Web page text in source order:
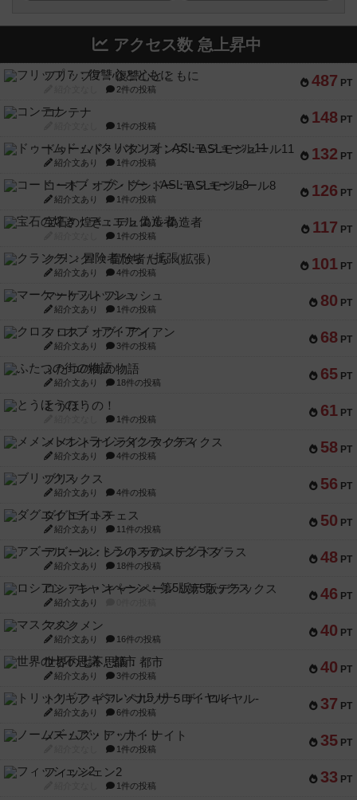
アクセス数 急上昇中
487 PT
フリップ７：復讐心とともに
2件の投稿
148 PT
コンテナ
1件の投稿
132 PT
ドゥームド・バタリオンズ：ASLモジュール11
紹介文あり 1件の投稿
126 PT
コード・オブ・ブシドー：ASLモジュール8
紹介文あり 1件の投稿
117 PT
宝石の煌き：デュエル 偽造者
1件の投稿
101 PT
クランク! ：冒険者たち（拡張）
紹介文あり 4件の投稿
80 PT
マーケットフレッシュ
紹介文あり 1件の投稿
68 PT
クロス・オブ・アイアン
紹介文あり 3件の投稿
65 PT
ふたつの街の物語
紹介文あり 18件の投稿
61 PT
とうほうの！
1件の投稿
58 PT
メメントオンラインタクティクス
紹介文あり 4件の投稿
56 PT
ブリックス
紹介文あり 4件の投稿
50 PT
ダグエイトチェス
紹介文あり 11件の投稿
48 PT
アズール：シントラのステンドグラス
紹介文あり 18件の投稿
46 PT
ロシアン・キャンペーン：第5版デラックス
紹介文あり
40 PT
マスクメン
紹介文あり 16件の投稿
40 PT
世界の七不思議：都市
紹介文あり 3件の投稿
37 PT
トリックギア - ペルソナ5 ザ・ロイヤル-
紹介文あり 6件の投稿
35 PT
ノームズ・アット・ナイト
1件の投稿
33 PT
フィッシェン2
1件の投稿